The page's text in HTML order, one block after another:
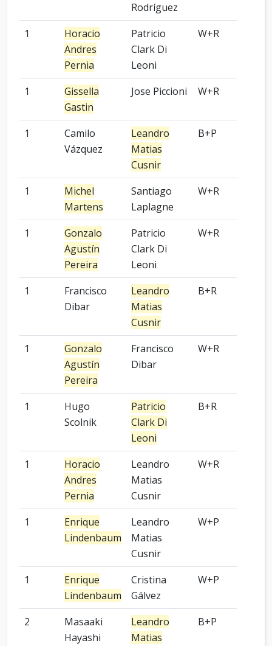
Rodríguez
1
Horacio
Andres
Pernia
Patricio
Clark Di
Leoni
W+R
1
Gissella
Gastin
Jose Piccioni W+R
1
Camilo
Vázquez
Leandro
Matias
Cusnir
B+P
1
Michel
Martens
Santiago
Laplagne
W+R
1
Gonzalo
Agustín
Pereira
Patricio
Clark Di
Leoni
W+R
1
Francisco
Dibar
Leandro
Matias
Cusnir
B+R
1
Gonzalo
Agustín
Pereira
Francisco
Dibar
W+R
1
Hugo
Scolnik
Patricio
Clark Di
Leoni
B+R
1
Horacio
Andres
Pernia
Leandro
Matias
Cusnir
W+R
1
Enrique
Lindenbaum
Leandro
Matias
Cusnir
W+P
1
Enrique
Lindenbaum
Cristina
Gálvez
W+P
2
Masaaki
Hayashi
Leandro
Matias
B+P